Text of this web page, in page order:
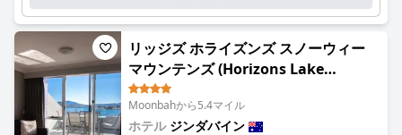
リッジズ ホライズンズ スノーウィー
マウンテンズ (Horizons Lake
Jindabyne)
Moonbahから5.4マイル
ホテル ジンダバイン